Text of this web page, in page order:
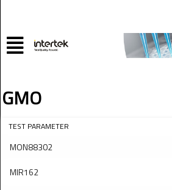
GMO
TEST PARAMETER
MON88302
MIR162